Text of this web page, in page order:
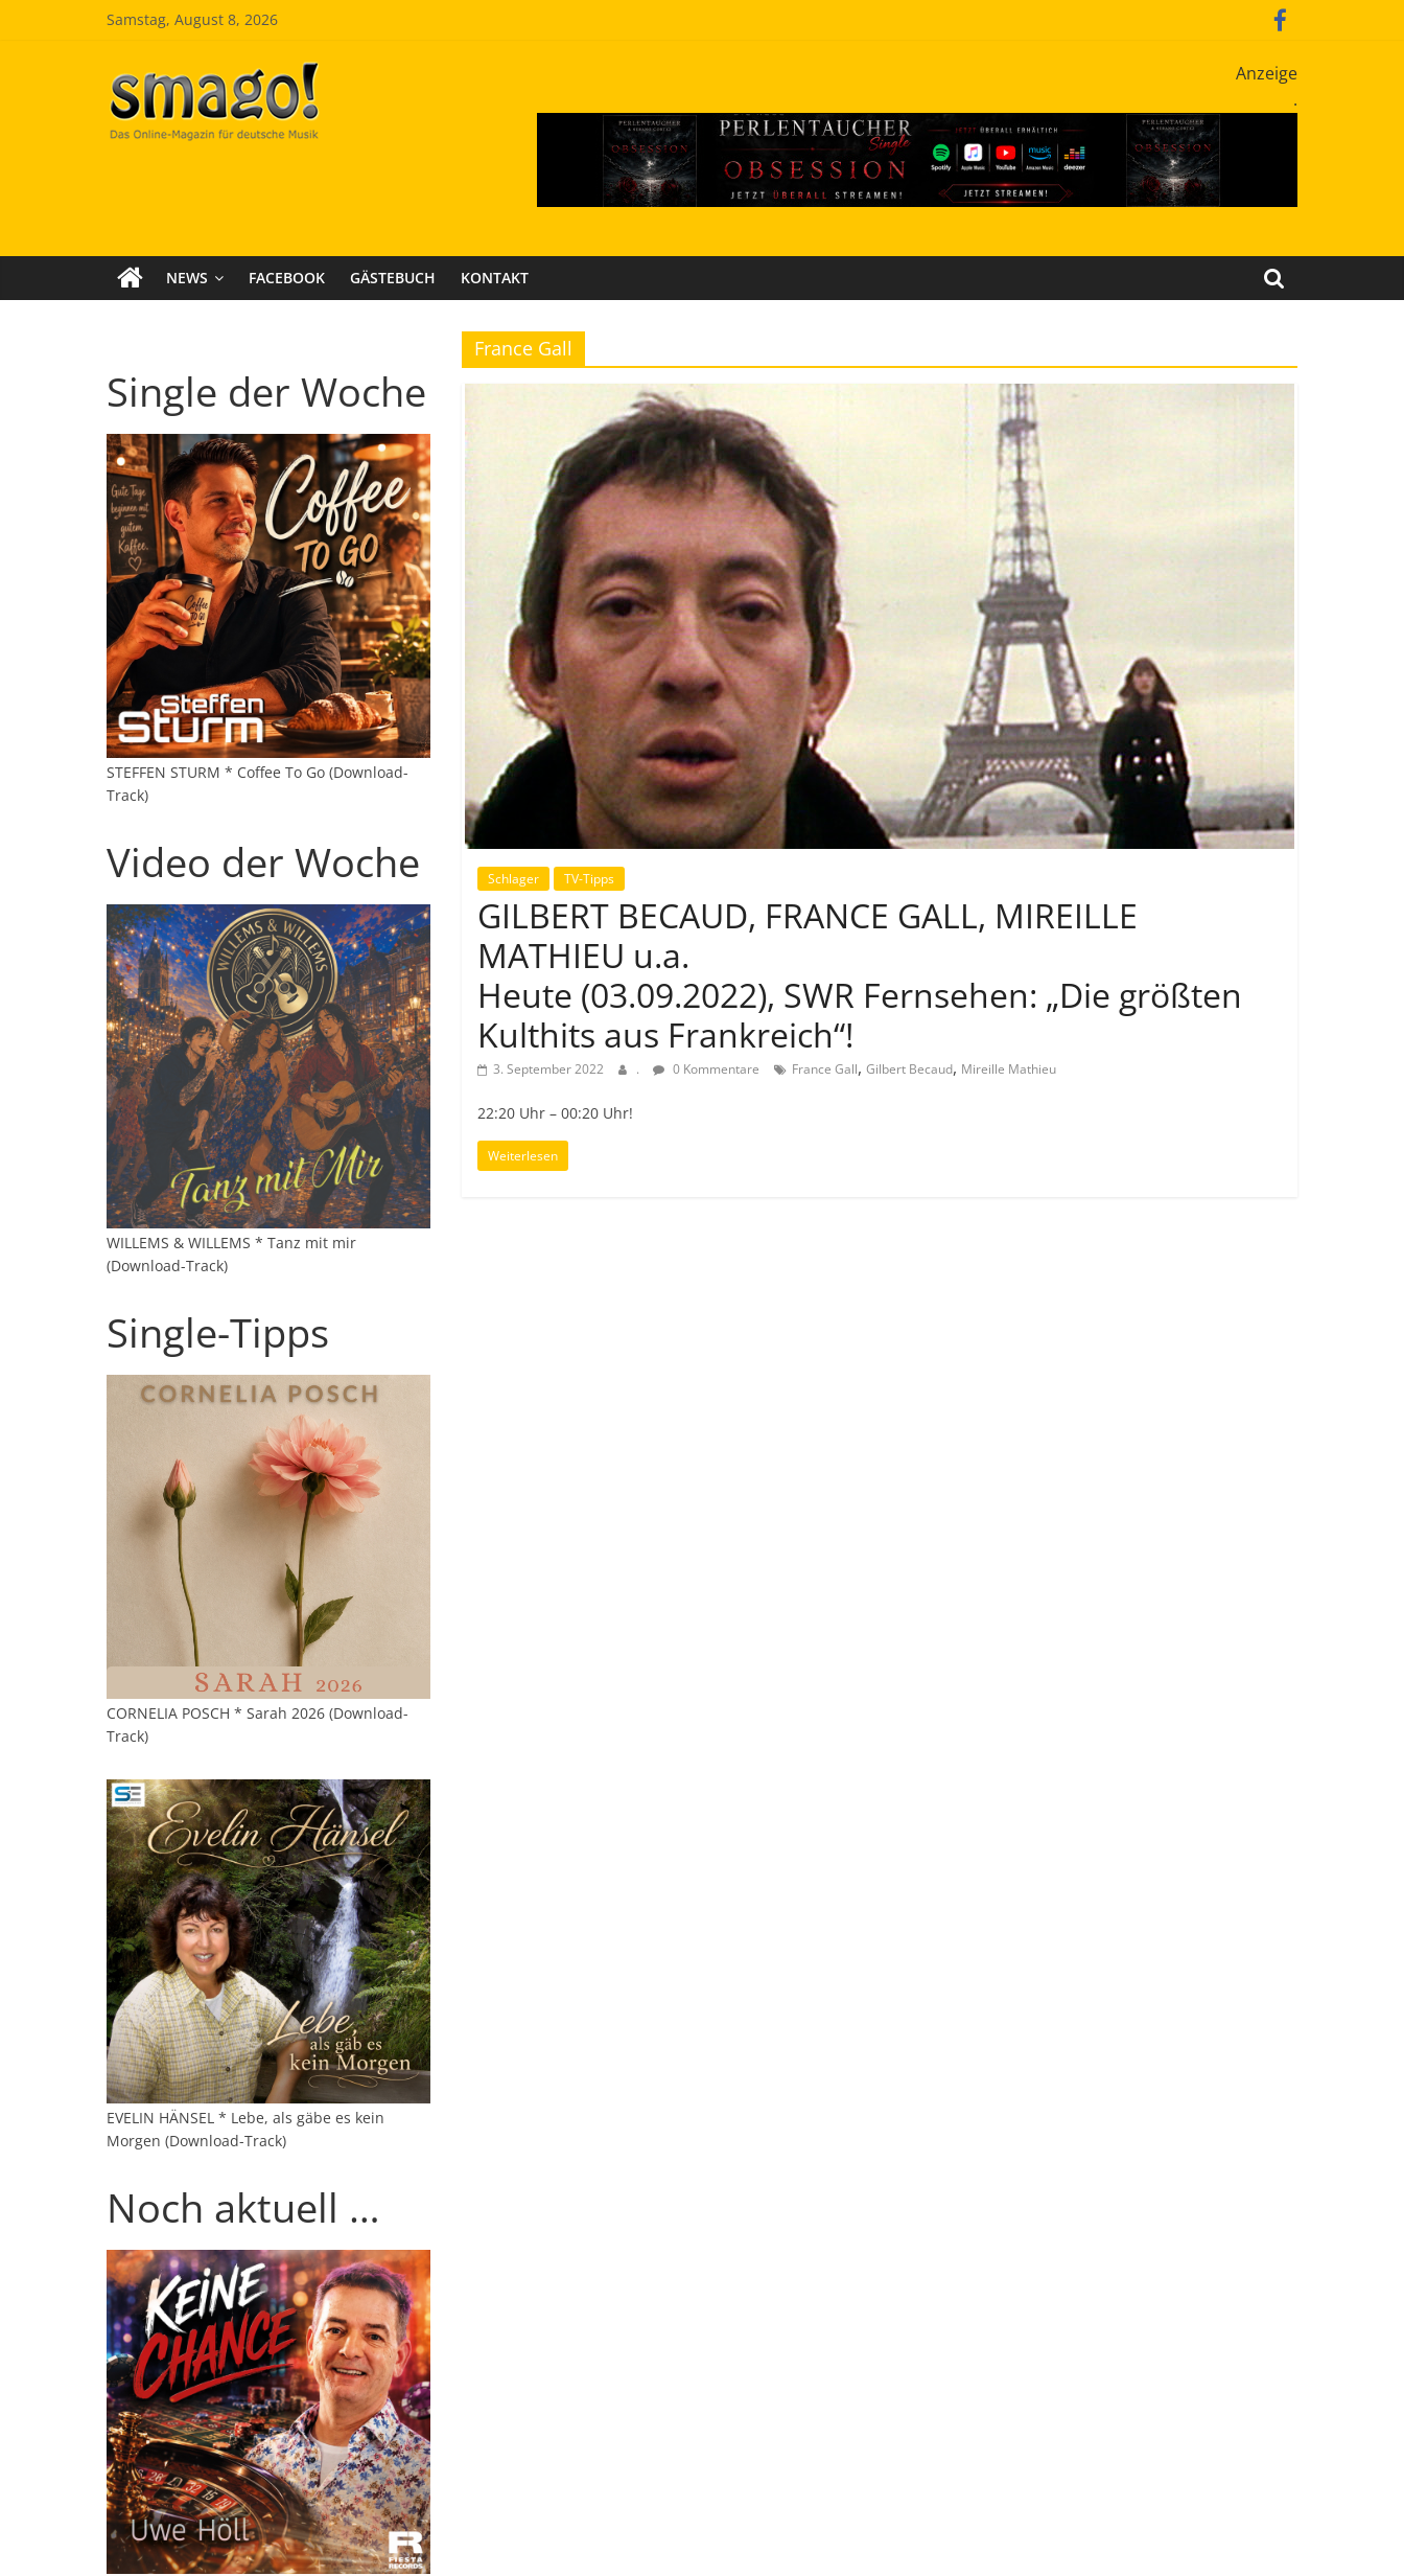
Samstag, August 8, 2026
Smago
SchlagerMAGazinOnline
Anzeige
.
NEWS FACEBOOK GÄSTEBUCH KONTAKT
France Gall
Schlager TV-Tipps
GILBERT BECAUD, FRANCE GALL, MIREILLE
MATHIEU u.a.
Heute (03.09.2022), SWR Fernsehen: „Die größten
Kulthits aus Frankreich“!
3. September 2022 . 0 Kommentare France Gall, Gilbert Becaud, Mireille Mathieu
22:20 Uhr – 00:20 Uhr!
Weiterlesen
Single der Woche
STEFFEN STURM * Coffee To Go (Download-
Track)
Video der Woche
WILLEMS & WILLEMS * Tanz mit mir
(Download-Track)
Single-Tipps
CORNELIA POSCH * Sarah 2026 (Download-
Track)
EVELIN HÄNSEL * Lebe, als gäbe es kein
Morgen (Download-Track)
Noch aktuell …